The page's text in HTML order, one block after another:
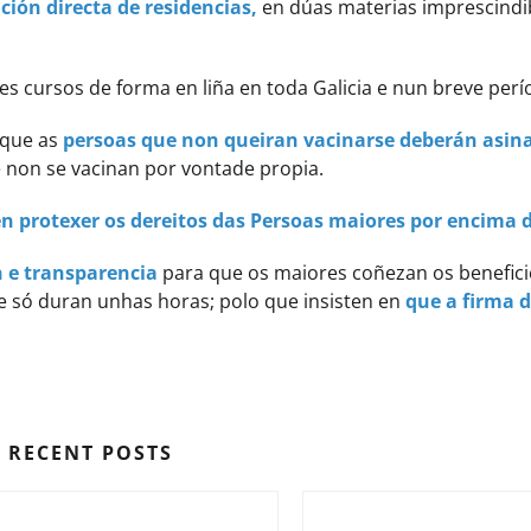
directa de residencias, en dúas materias
cursos de forma en liña en toda Galicia e nun breve
as persoas que non queiran vacinarse deberán
se vacinan por vontade propia.
protexer os dereitos das Persoas maiores por encima
transparencia para que os maiores coñezan os
só duran unhas horas; polo que insisten en que a firma
RECENT POSTS